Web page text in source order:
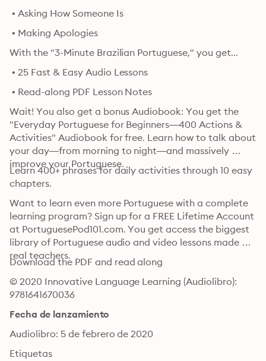
• Asking How Someone Is
• Making Apologies
With the "3-Minute Brazilian Portuguese," you get...
• 25 Fast & Easy Audio Lessons
Wait! You also get a bonus Audiobook: You get the
"Everyday Portuguese for Beginners—400 Actions &
Activities" Audiobook for free. Learn how to talk about
your day—from morning to night—and massively
improve your Portuguese.
Learn 400+ phrases for daily activities through 10 easy
chapters.
Want to learn even more Portuguese with a complete
learning program? Sign up for a FREE Lifetime Account
at PortuguesePod101.com. You get access the biggest
library of Portuguese audio and video lessons made by
real teachers.
Download the PDF and read along
© 2020 Innovative Language Learning (Audiolibro):
9781641670036
Fecha de lanzamiento
Audiolibro: 5 de febrero de 2020
Etiquetas